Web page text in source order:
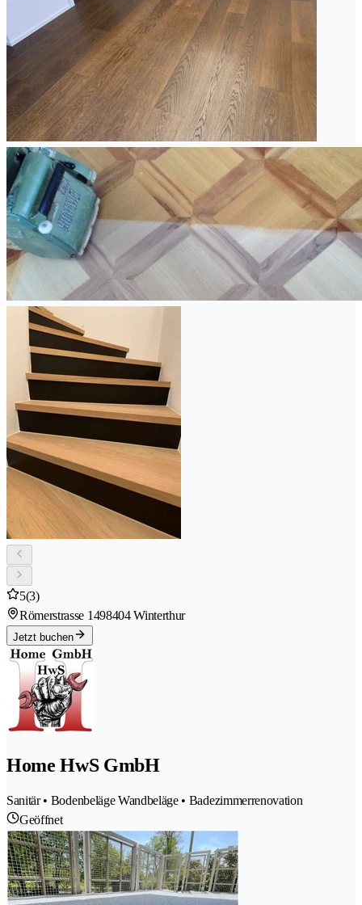
5(3)
Römerstrasse 1498404 Winterthur
Jetzt buchen
Home HwS GmbH
Sanitär • Bodenbeläge Wandbeläge • Badezimmerrenovation
Geöffnet